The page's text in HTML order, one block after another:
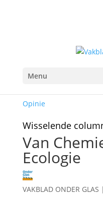
Menu
Opinie
Wisselende
Van
Ecologie
VAKBLAD ONDER GLAS |